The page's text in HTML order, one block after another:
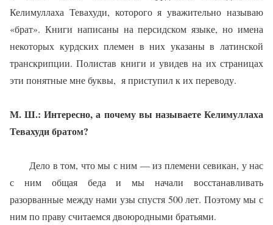
Келимуллаха Тевахуди, которого я уважитель­но называю
«брат». Книги напи­саны на персидском языке, но имена
некоторых курдских пле­мен в них указаны в латинской
транскрипции. Полистав книги и увидев на их страницах
эти по­нятные мне буквы, я приступил к их переводу.
М. Ш.: Интересно, а почему вы называете Келимуллаха
Те­вахуди братом?
Дело в том, что мы с ним — из племени севикан, у нас
с ним об­щая беда и мы начали восстанав­ливать
разорванные между нами узы спустя 500 лет. Поэтому мы с
ним по праву считаемся двоюрод­ными братьями.